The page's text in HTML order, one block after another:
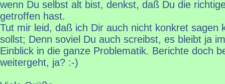
wenn Du selbst alt bist, denkst, daß Du die
getroffen hast.
Tut mir leid, daß ich Dir auch nicht konkret sagen
sollst; Denn soviel Du auch screibst, es bleibt ja
Einblick in die ganze Problematik. Berichte doch
weitergeht, ja? :-)